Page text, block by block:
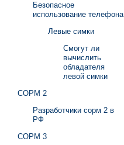
Безопасное
использование телефона
Левые симки
Смогут ли
вычислить
обладателя
левой симки
СОРМ 2
Разработчики сорм 2 в
РФ
СОРМ 3